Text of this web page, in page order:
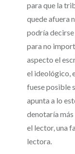
para que la
quede afuera
podría
para no
aspecto el
el ideológico,
fuese posible
apunta a lo
denotaría
el lector, una
lectora.